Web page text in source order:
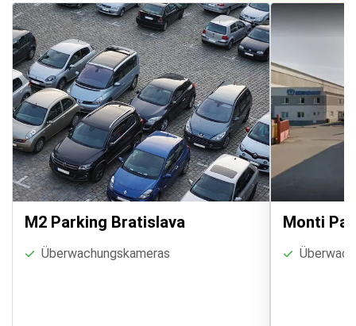
M2 Parking Bratislava
Überwachungskameras
Monti